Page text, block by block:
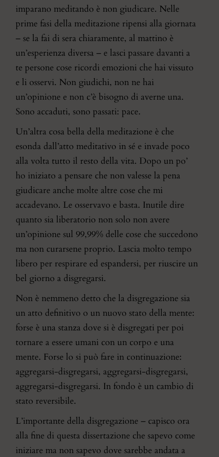
imparano meditando è non giudicare. Nelle
prime fasi della meditazione ripensi alla giornata
– se la fai di sera chiaramente, al mattino è
un’esperienza diversa – e lasci passare davanti a
te persone cose ricordi emozioni che hai vissuto
e li osservi. Non giudichi, non ne hai
un’opinione e non c’è bisogno di averne una.
Sono accaduti, sono passati: pace.
Un’altra cosa bella della meditazione è che
esonda dall’atto meditativo in sé e invade poco
alla volta tutto il resto della vita. Dopo un po’
ho iniziato a pensare che non valesse la pena
giudicare anche molte altre cose che mi
accadevano. Le osservavo e basta. Inutile dire
quanto sia liberatorio non solo non avere
un’opinione sul 99,99% delle cose che succedono
ma non curarsene proprio. Lascia molto tempo
libero per respirare ed espandersi, per riuscire un
bel giorno a disgregarsi.
Non è nemmeno detto che la disgregazione sia
un atto definitivo o un nuovo stato della mente:
forse è una stanza dove si è disgregati per poi
tornare a essere umani con un corpo e una
mente. Forse lo si può fare in continuazione:
aggregarsi-disgregarsi, aggregarsi-disgregarsi,
aggregarsi-disgregarsi. In fondo è un cambio di
stato reversibile.
L’importante della disgregazione – capisco ora
alla fine di questa dissertazione che sapevo come
iniziare ma non sapevo dove sarebbe andata a